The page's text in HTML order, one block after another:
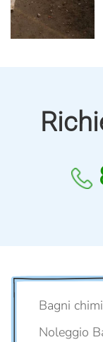
Bagni
Noleggio